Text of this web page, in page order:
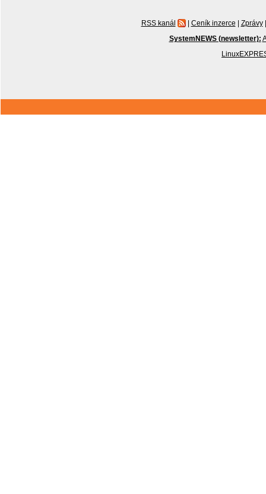
RSS kanál | Ceník inzerce | Zprávy |
SystemNEWS (newsletter):